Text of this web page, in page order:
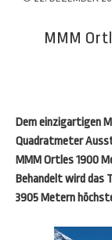
MMM
Dem einzigartigen
Quadratmeter
MMM Ortles 1900
Behandelt wird das
3905 Metern